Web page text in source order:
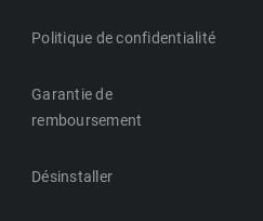
Politique de confidentialité
Garantie de
remboursement
Désinstaller